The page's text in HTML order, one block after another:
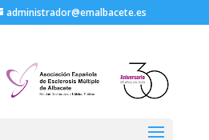
administrador@emalbacete.es